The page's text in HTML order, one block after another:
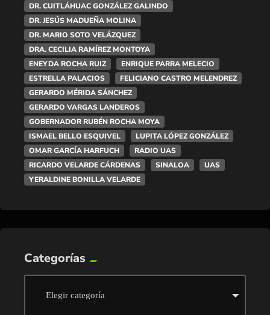
DR. CUITLÁHUAC GONZÁLEZ GALINDO
DR. JESÚS MADUEÑA MOLINA
DR. MARIO SOTO VELÁZQUEZ
DRA. CECILIA RAMÍREZ MONTOYA
ENEYDA ROCHA RUIZ
ENRIQUE PARRA MELECIO
ESTRELLA PALACIOS
FELICIANO CASTRO MELENDREZ
GERARDO MÉRIDA SÁNCHEZ
GERARDO VARGAS LANDEROS
GOBERNADOR RUBÉN ROCHA MOYA
ISMAEL BELLO ESQUIVEL
LUPITA LÓPEZ GONZÁLEZ
OMAR GARCÍA HARFUCH
RADIO UAS
RICARDO VELARDE CÁRDENAS
SINALOA
UAS
YERALDINE BONILLA VELARDE
Categorías